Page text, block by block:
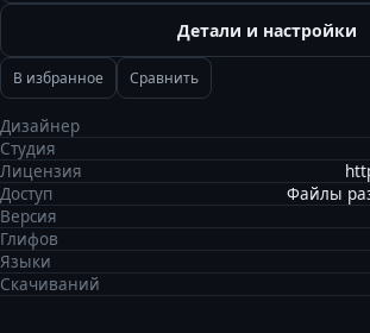
Детали и настройки
В избранное Сравнить
Дизайнер
Студия
Лицензия
Доступ
Файлы
Версия
Глифов
Языки
Скачиваний